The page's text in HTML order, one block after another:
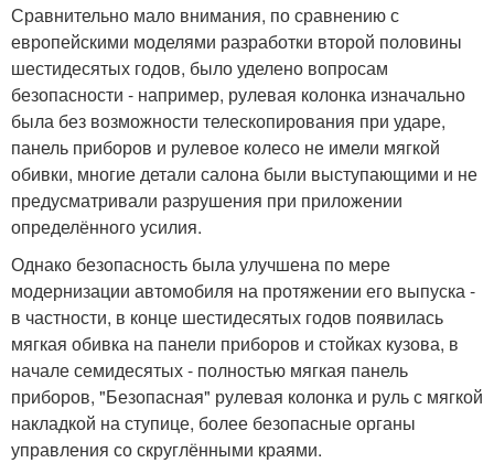
Сравнительно мало внимания, по сравнению с
европейскими моделями разработки второй половины
шестидесятых годов, было уделено вопросам
безопасности - например, рулевая колонка изначально
была без возможности телескопирования при ударе,
панель приборов и рулевое колесо не имели мягкой
обивки, многие детали салона были выступающими и не
предусматривали разрушения при приложении
определённого усилия.
Однако безопасность была улучшена по мере
модернизации автомобиля на протяжении его выпуска -
в частности, в конце шестидесятых годов появилась
мягкая обивка на панели приборов и стойках кузова, в
начале семидесятых - полностью мягкая панель
приборов, "Безопасная" рулевая колонка и руль с мягкой
накладкой на ступице, более безопасные органы
управления со скруглёнными краями.